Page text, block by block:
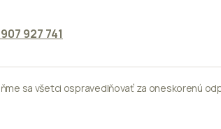
927 741
sa všetci ospravedlňovať za oneskorenú